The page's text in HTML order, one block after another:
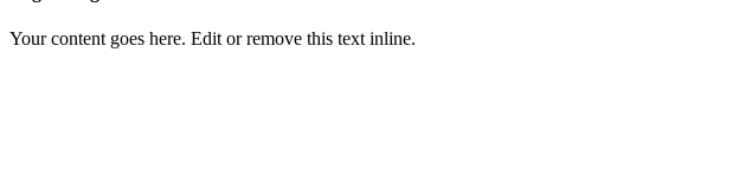
Your content goes here. Edit or remove this text inline.